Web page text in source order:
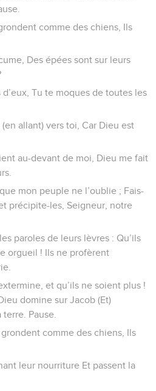
comme des chiens, Ils
Des épées sont sur leurs
Tu te moques de toutes les
allant) vers toi, Car Dieu est
au-devant de moi, Dieu me fait
mon peuple ne l’oublie ; Fais-
précipite-les, Seigneur, notre
paroles de leurs lèvres : Qu’ils
orgueil ! Ils ne profèrent
et qu’ils ne soient plus !
domine sur Jacob (Et)
Pause.
comme des chiens, Ils
leur nourriture Et passent la